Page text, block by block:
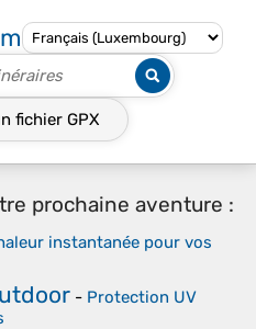
fichier GPX
prochaine aventure :
instantanée pour vos
- Protection UV